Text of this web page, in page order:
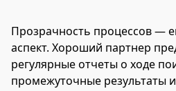
Прозрачность процессов —
аспект. Хороший партнер
регулярные отчеты о ходе
промежуточные результаты